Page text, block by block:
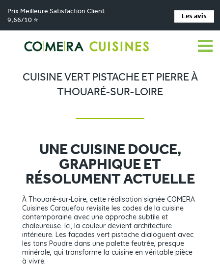
Prix Meilleure Satisfaction Client
9,66/10 ⭐
Les avis
Comera Cuisines > Nos magasins de cuisine > Cuisiniste Carquefou
Réalisations > Cuisine vert pistache et pierre à Thouaré-sur-Loire
CUISINE VERT PISTACHE ET PIERRE À
THOUARÉ-SUR-LOIRE
UNE CUISINE DOUCE,
GRAPHIQUE ET
RÉSOLUMENT ACTUELLE
À Thouaré-sur-Loire, cette réalisation signée COMERA
Cuisines Carquefou revisite les codes de la cuisine
contemporaine avec une approche subtile et
chaleureuse. Ici, la couleur devient architecture
intérieure. Les façades vert pistache dialoguent avec
les tons Poudre dans une palette feutrée, presque
minérale, qui transforme la cuisine en véritable pièce
à vivre.